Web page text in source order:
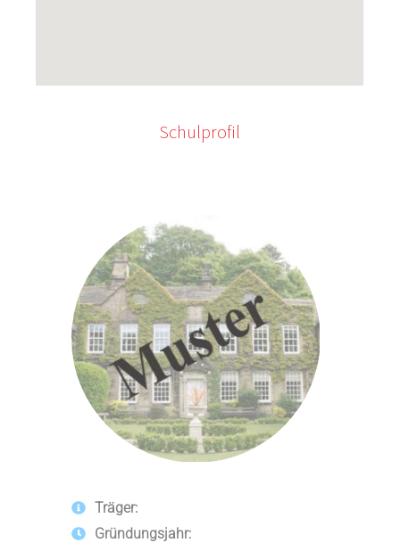
Schulprofil
Träger:
Gründungsjahr: